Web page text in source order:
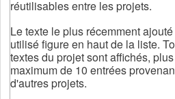
réutilisables entre les projets.
Le texte le plus récemment
utilisé figure en haut de la liste.
textes du projet sont affichés,
maximum de 10 entrées
d'autres projets.